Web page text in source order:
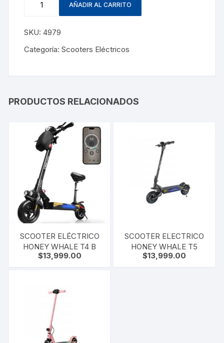
AÑADIR AL CARRITO
SKU:4979
Categoría:Scooters Eléctricos
PRODUCTOS RELACIONADOS
SCOOTER ELÉCTRICO
HONEY WHALE T4 B
$13,999.00
SCOOTER ELECTRICO
HONEY WHALE T5
$13,999.00